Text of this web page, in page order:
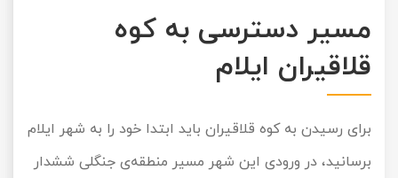
مسیر دسترسی به کوه
قلاقیران ایلام
برای رسیدن به کوه قلاقیران باید ابتدا خود را به شهر ایلام
برسانید، در ورودی این شهر مسیر منطقه‌ی جنگلی ششدار